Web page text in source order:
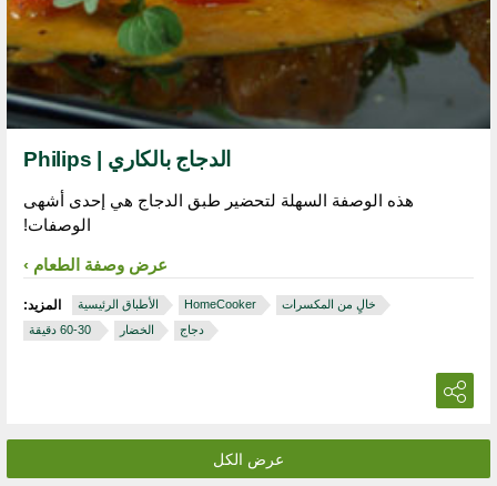
الدجاج بالكاري | Philips
هذه الوصفة السهلة لتحضير طبق الدجاج هي إحدى أشهى
الوصفات!
عرض وصفة الطعام
المزيد: الأطباق الرئيسية HomeCooker
خالٍ من المكسرات
‏ 30‏-60 دقيقة
الخضار دجاج
عرض الكل